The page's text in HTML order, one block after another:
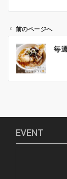
ビ
シ
前のページへ
毎
EVENT